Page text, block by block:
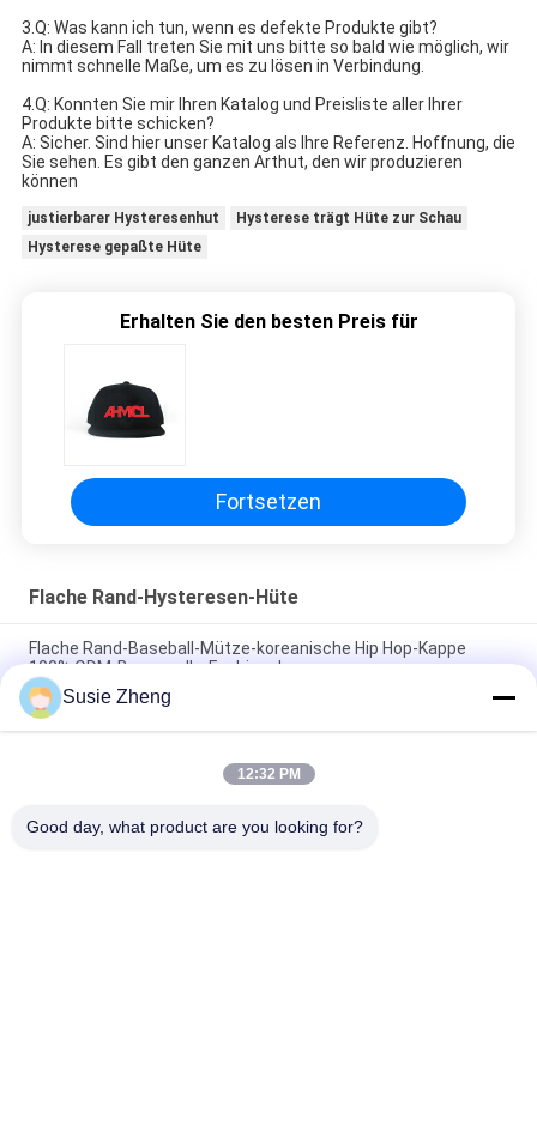
3.Q: Was kann ich tun, wenn es defekte Produkte gibt?
A: In diesem Fall treten Sie mit uns bitte so bald wie möglich, wir
nimmt schnelle Maße, um es zu lösen in Verbindung.
4.Q: Konnten Sie mir Ihren Katalog und Preisliste aller Ihrer
Produkte bitte schicken?
A: Sicher. Sind hier unser Katalog als Ihre Referenz. Hoffnung, die
Sie sehen. Es gibt den ganzen Arthut, den wir produzieren
können
justierbarer Hysteresenhut
Hysterese trägt Hüte zur Schau
Hysterese gepaßte Hüte
Erhalten Sie den besten Preis für
Fortsetzen
Flache Rand-Hysteresen-Hüte
Flache Rand-Baseball-Mütze-koreanische Hip Hop-Kappe
100% ODM-Baumwolle-Fashional
Baumwolle flacher Bill Gorras 3D stickte Hysteresen-Hüte für
Männer
Customized Design black embroidery national flag special
Susie Zheng
12:32 PM
Good day, what product are you looking for?